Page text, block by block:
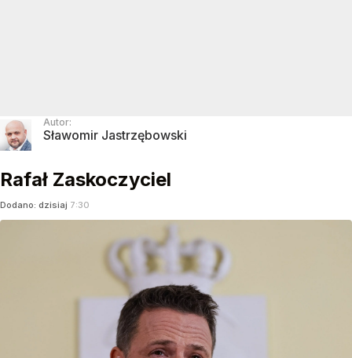
Autor:
Sławomir Jastrzębowski
Rafał Zaskoczyciel
Dodano: dzisiaj 7:30